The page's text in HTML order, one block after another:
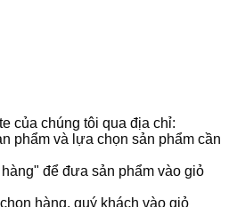
của chúng tôi qua địa chỉ:
phẩm và lựa chọn sản phẩm cần
để đưa sản phẩm vào giỏ
hàng, quý khách vào giỏ